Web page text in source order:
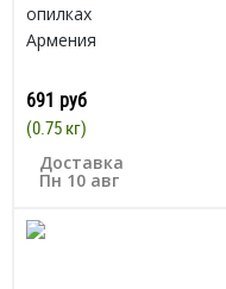
опилках
Армения
691 руб
(0.75 кг)
Доставка
Пн 10 авг